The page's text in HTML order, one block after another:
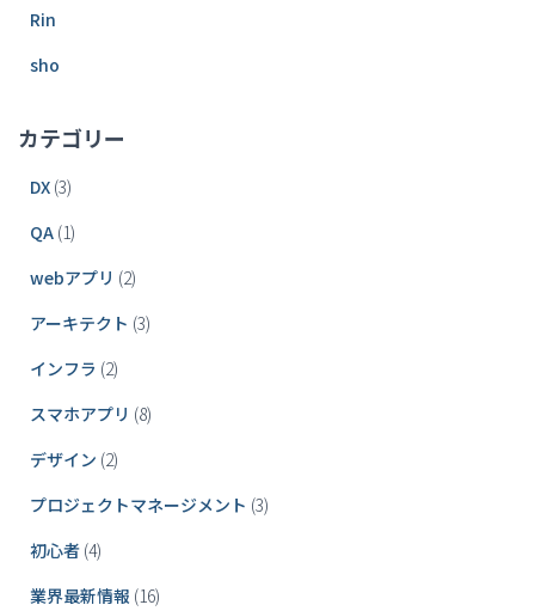
Rin
sho
カテゴリー
DX (3)
QA (1)
webアプリ (2)
アーキテクト (3)
インフラ (2)
スマホアプリ (8)
デザイン (2)
プロジェクトマネージメント (3)
初心者 (4)
業界最新情報 (16)